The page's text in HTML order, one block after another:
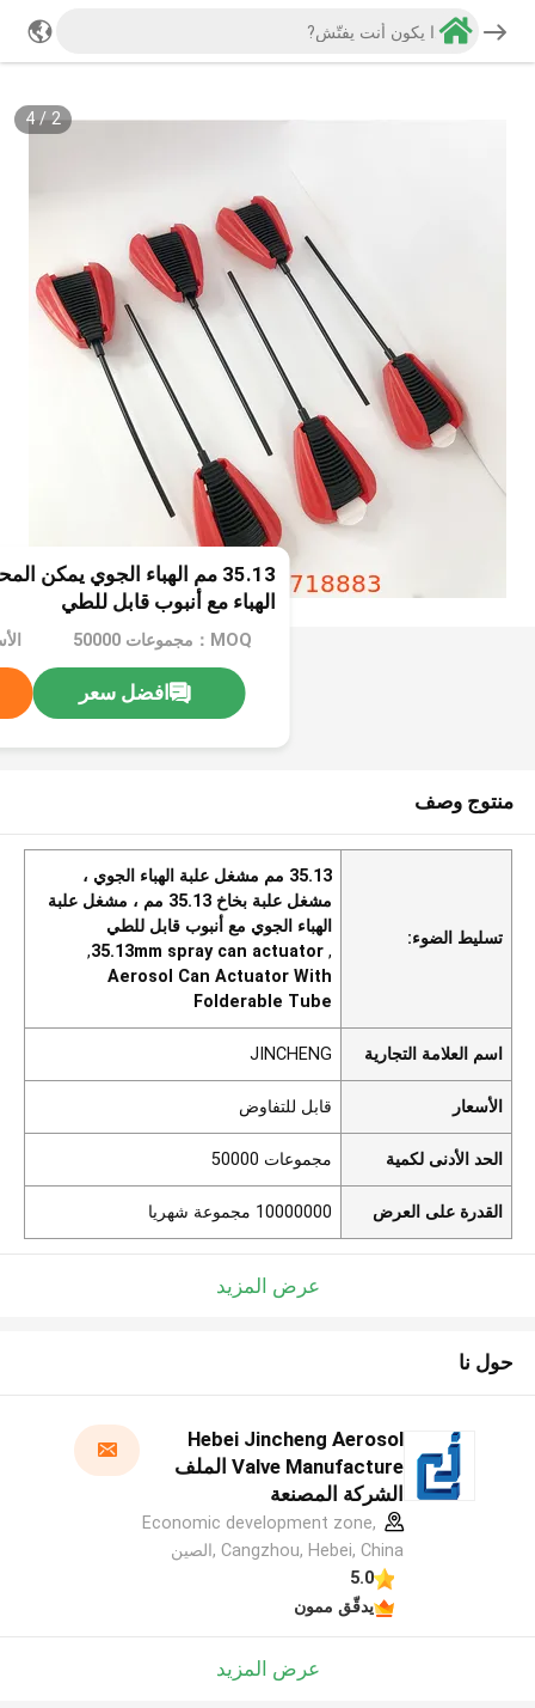
2
/
4
35.13 مم الهباء الجوي يمكن
الهباء مع أنبوب قابل للطي
MOQ：مجموعات 50000
افضل سعر
منتوج وصف
تسليط الضوء:
35.13 مم مشغل علبة الهباء الجوي ،
مشغل علبة بخاخ 35.13 مم ، مشغل علبة
الهباء الجوي مع أنبوب قابل للطي
,
35.13mm spray can actuator
,
Aerosol Can Actuator With
Folderable Tube
اسم العلامة التجارية JINCHENG
الأسعار قابل للتفاوض
الحد الأدنى لكمية مجموعات 50000
القدرة على العرض 10000000 مجموعة شهريا
عرض المزيد
حول نا
Hebei Jincheng Aerosol
Valve Manufacture الملف
الشركة المصنعة
Economic development zone,
Cangzhou, Hebei, China ,الصين
5.0
يدقّق ممون
عرض المزيد